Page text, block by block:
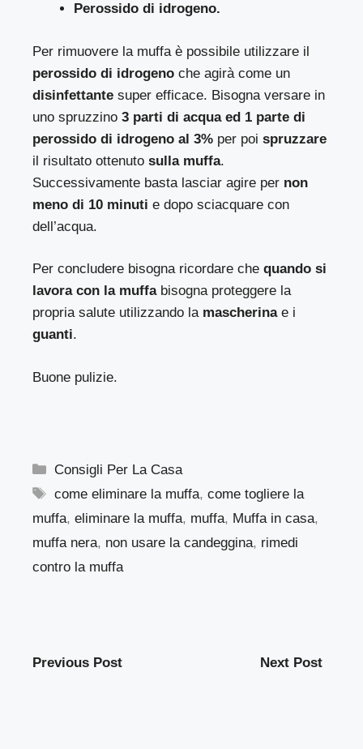
Perossido di idrogeno.
Per rimuovere la muffa è possibile utilizzare il
perossido di idrogeno che agirà come un
disinfettante super efficace. Bisogna versare in
uno spruzzino3 parti di acqua ed 1 parte di
perossido di idrogeno al 3% per poispruzzare
il risultato ottenuto sulla muffa.
Successivamente basta lasciar agire per non
meno di 10 minuti e dopo sciacquare con
dell’acqua.
Per concludere bisogna ricordare che quando si
lavora con la muffabisogna proteggere la
propria salute utilizzando la mascherinae i
guanti.
Buone pulizie.
Categorie
Consigli Per La Casa
Tag
come eliminare la muffa,come togliere la
muffa, eliminare la muffa, muffa, Muffa in casa,
muffa nera, non usare la candeggina, rimedi
contro la muffa
Previous Post Next Post